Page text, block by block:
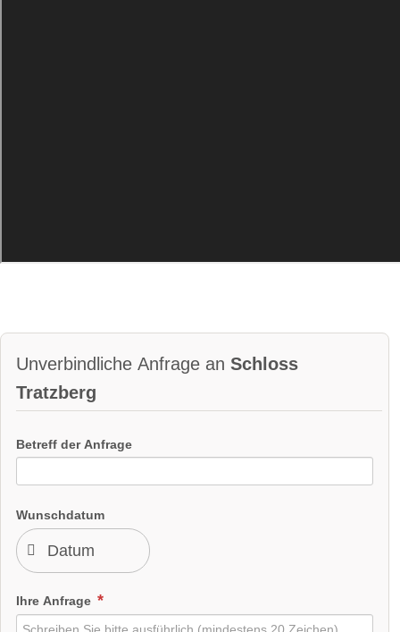
Ein Video von einer Hochzeit auf Schloss Tratzberg.
Broschüre
Helikopterlandeplatz
Unverbindliche Anfrage an Schloss
Tratzberg
Betreff der Anfrage
Wunschdatum
Ihre Anfrage